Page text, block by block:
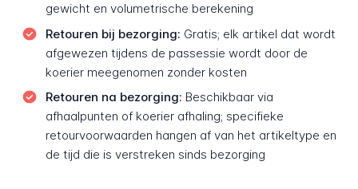
gewicht en volumetrische berekening
Retouren bij bezorging: Gratis; elk artikel dat wordt
afgewezen tijdens de passessie wordt door de
koerier meegenomen zonder kosten
Retouren na bezorging: Beschikbaar via
afhaalpunten of koerier afhaling; specifieke
retourvoorwaarden hangen af van het artikeltype en
de tijd die is verstreken sinds bezorging